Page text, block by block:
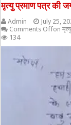
मृत्यु प्रमाण पत्र की
Admin
July 25,
Comments Offon
134